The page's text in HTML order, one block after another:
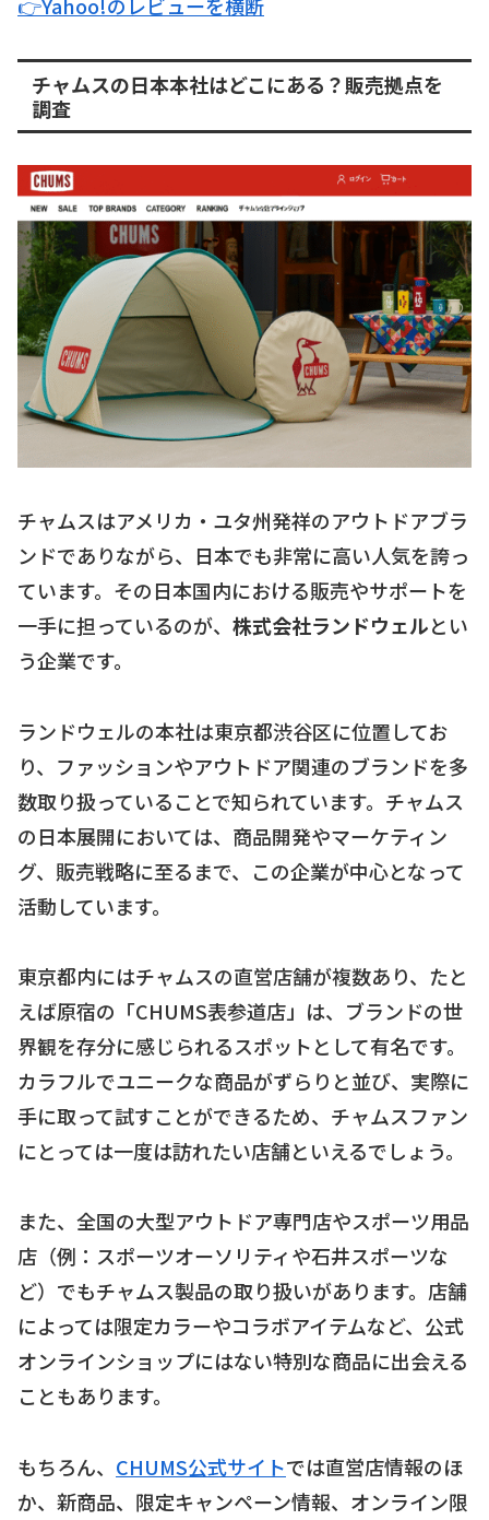
チャムスの日本本社はどこにある？販売拠点を
調査
チャムスはアメリカ・ユタ州発祥のアウトドアブラ
ンドでありながら、日本でも非常に高い人気を誇っ
ています。その日本国内における販売やサポートを
一手に担っているのが、 株式会社ランドウェルとい
う企業です。
ランドウェルの本社は東京都渋谷区に位置してお
り、ファッションやアウトドア関連のブランドを多
数取り扱っていることで知られています。チャムス
の日本展開においては、商品開発やマーケティン
グ、販売戦略に至るまで、この企業が中心となって
活動しています。
東京都内にはチャムスの直営店舗が複数あり、たと
えば原宿の「CHUMS表参道店」は、ブランドの世
界観を存分に感じられるスポットとして有名です。
カラフルでユニークな商品がずらりと並び、実際に
手に取って試すことができるため、チャムスファン
にとっては一度は訪れたい店舗といえるでしょう。
また、全国の大型アウトドア専門店やスポーツ用品
店（例：スポーツオーソリティや石井スポーツな
ど）でもチャムス製品の取り扱いがあります。店舗
によっては限定カラーやコラボアイテムなど、公式
オンラインショップにはない特別な商品に出会える
こともあります。
もちろん、 CHUMS公式サイトでは直営店情報のほ
か、新商品、限定キャンペーン情報、オンライン限